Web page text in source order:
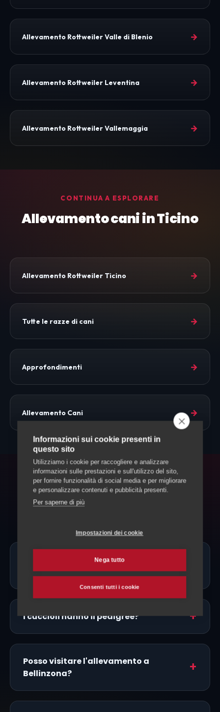
Allevamento Rottweiler Valle di Blenio →
Allevamento Rottweiler Leventina →
Allevamento Rottweiler Vallemaggia →
CONTINUA A ESPLORARE
Allevamento cani in Ticino
Allevamento Rottweiler Ticino →
Tutte le razze di cani →
Approfondimenti →
Allevamento Cani →
FAQ
Domande frequenti
Ci sono allevatori di Rottweiler proprio
a Bellinzona?
I cuccioli hanno il pedigree?
Posso visitare l'allevamento a
Bellinzona?
Informazioni sui cookie presenti in
questo sito
Utilizziamo i cookie per raccogliere e analizzare
informazioni sulle prestazioni e sull'utilizzo del sito,
per fornire funzionalità di social media e per migliorare
e personalizzare contenuti e pubblicità presenti.
Per saperne di più
Impostazioni dei cookie
Nega tutto
Consenti tutti i cookie